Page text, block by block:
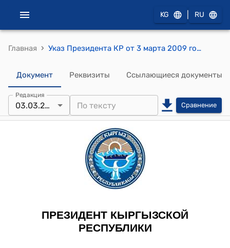
KG RU
Главная › Указ Президента КР от 3 марта 2009 года УП № 145 "О направлении судей местных судов Кыргызской Республики для осуществления полномочий судей местных судов Кыргызской Республики"
Документ Реквизиты Ссылающиеся документы
Редакция
03.03.2009 Сравнение